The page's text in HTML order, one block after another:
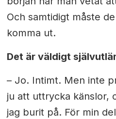
Och samtidigt måste
komma ut.
Det är väldigt
– Jo. Intimt. Men inte
ju att uttrycka känslor,
jag burit på. För min